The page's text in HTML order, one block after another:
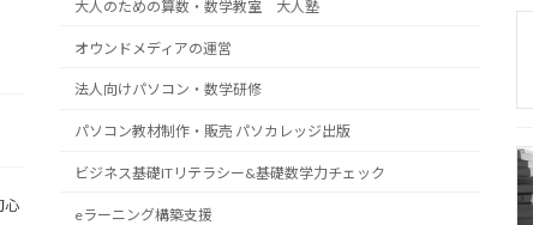
心
大人のための算数・数学教室 大人塾
オウンドメディアの運営
法人向けパソコン・数学研修
パソコン教材制作・販売 パソカレッジ出版
ビジネス基礎ITリテラシー&基礎数学力チェック
eラーニング構築支援